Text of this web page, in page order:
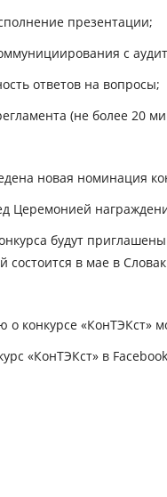
презентации;
с
ответов на вопросы;
(не более 20
новая номинация
Церемонией
будут
состоится в мае в
конкурсе «КонТЭКст»
«КонТЭКст» в Facebook